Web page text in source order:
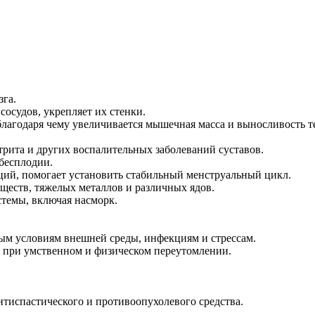
укрепляет их стенки.
чему увеличивается мышечная масса и выносливость
и других воспалительных заболеваний суставов.
помогает установить стабильный менструальный цикл.
тяжелых металлов и различных ядов.
включая насморк.
условиям внешней среды, инфекциям и стрессам.
умственном и физическом переутомлении.
и противоопухолевого средства.